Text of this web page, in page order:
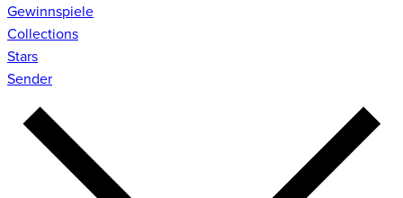
Gewinnspiele
Collections
Stars
Sender